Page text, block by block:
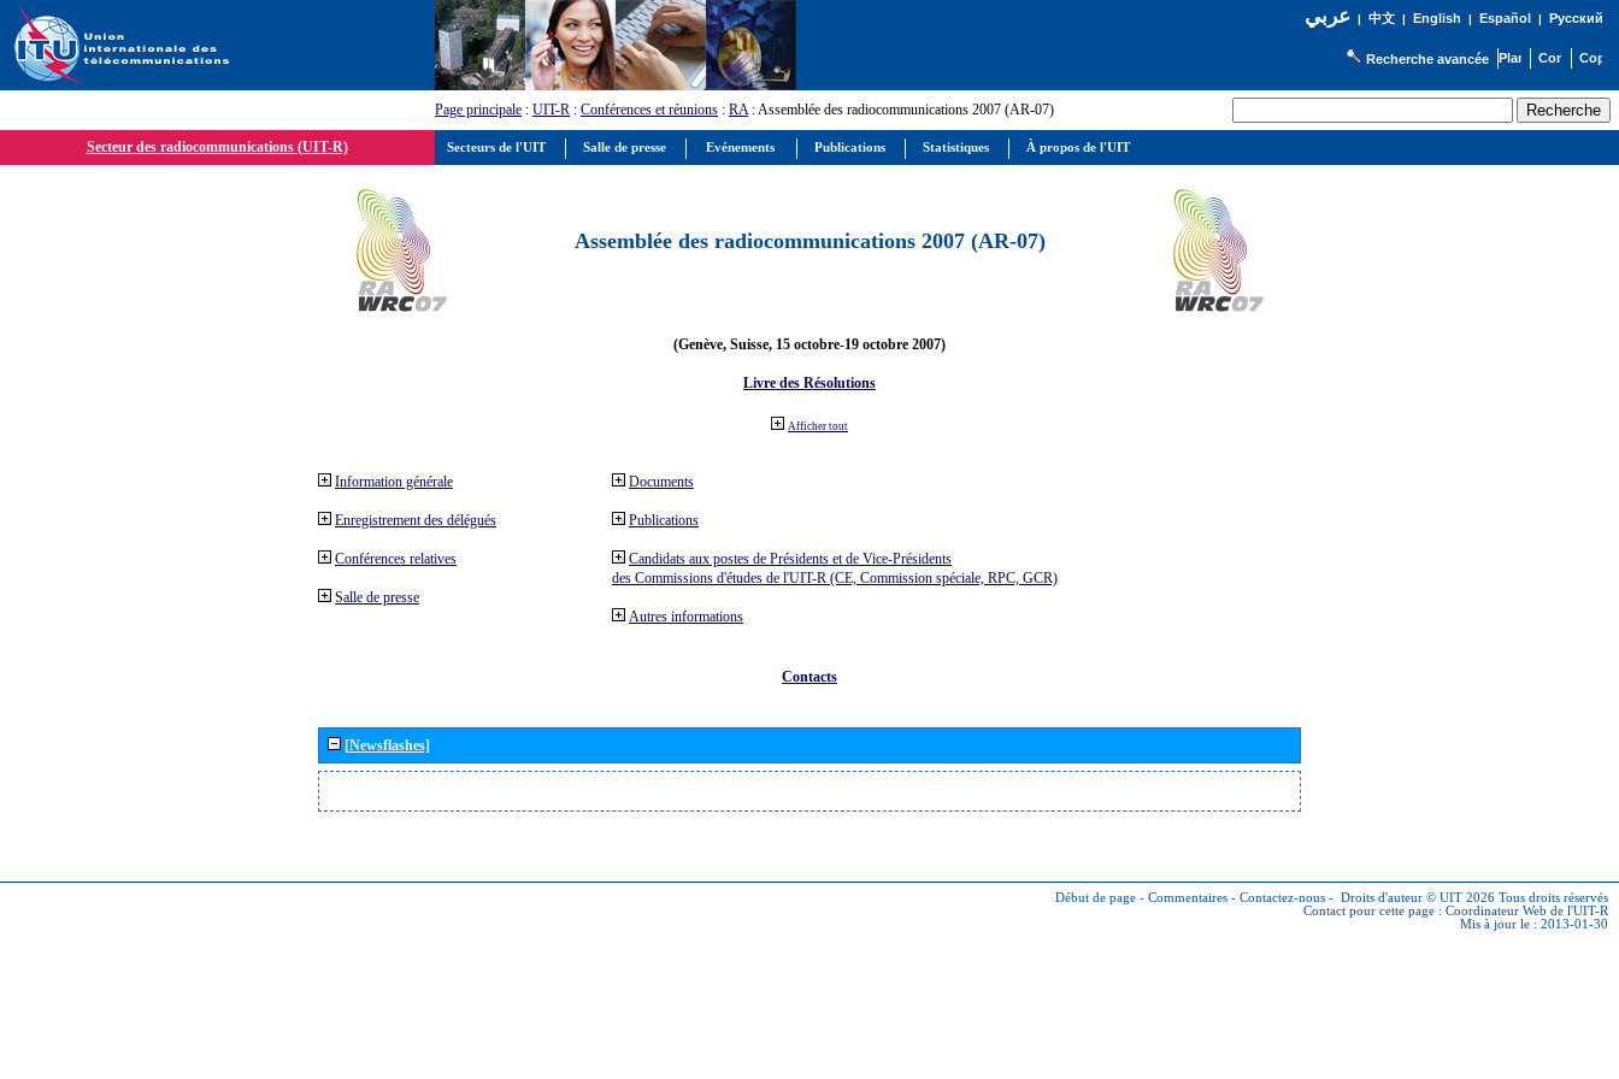
عربي| 中文| English | Español | Русский
Recherche avancée
Page principale : UIT-R : Conférences et réunions : RA: Assemblée des radiocommunications 2007 (AR-07)
Secteur des radiocommunications (UIT-R)
Assemblée des radiocommunications 2007 (AR-07)
(Genève, Suisse, 15 octobre-19 octobre 2007)
Livre des Résolutions
Afficher tout
Information générale
Enregistrement des délégués
Conférences relatives
Salle de presse
Documents
Publications
Candidats aux postes de Présidents et de Vice-Présidents
des Commissions d'études de l'UIT-R (CE, Commission spéciale, RPC, GCR)
Autres informations
Contacts
[Newsflashes]
Début de page - Commentaires - Contactez-nous - Droits d'auteur © UIT 2026 Tous droits réservés
Contact pour cette page : Coordinateur Web de l'UIT-R
Mis à jour le : 2013-01-30
Secteurs de l'UIT Salle de presse Evénements Publications Statistiques À propos de l'UIT